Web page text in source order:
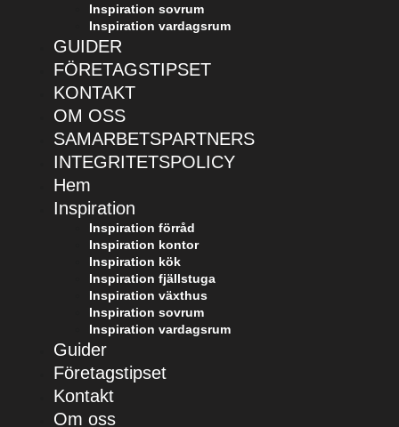
Inspiration sovrum
Inspiration vardagsrum
GUIDER
FÖRETAGSTIPSET
KONTAKT
OM OSS
SAMARBETSPARTNERS
INTEGRITETSPOLICY
Hem
Inspiration
Inspiration förråd
Inspiration kontor
Inspiration kök
Inspiration fjällstuga
Inspiration växthus
Inspiration sovrum
Inspiration vardagsrum
Guider
Företagstipset
Kontakt
Om oss